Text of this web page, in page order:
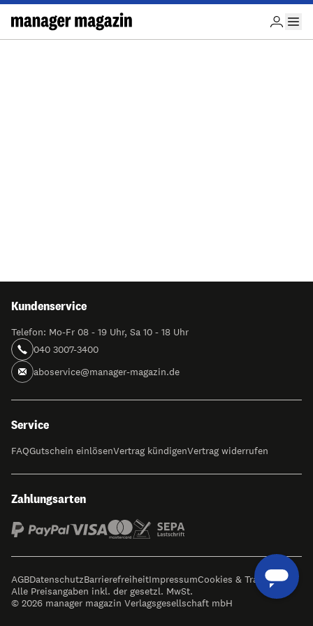
Kundenservice
Telefon: Mo-Fr 08 - 19 Uhr, Sa 10 - 18 Uhr
040 3007-3400
aboservice@manager-magazin.de
Service
FAQGutschein einlösenVertrag kündigenVertrag widerrufen
Zahlungsarten
AGBDatenschutzBarrierefreiheitImpressumCookies & Tracking
Alle Preisangaben inkl. der gesetzl. MwSt.
© 2026 manager magazin Verlagsgesellschaft mbH